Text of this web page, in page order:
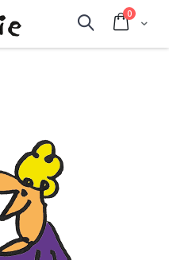
Cart
0
Search